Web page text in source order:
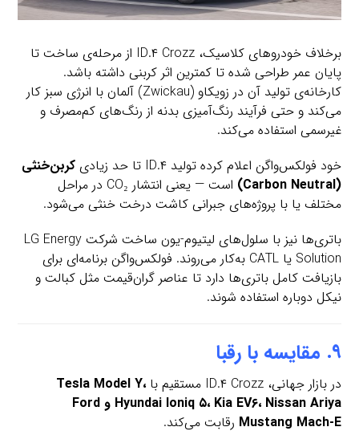
برخلاف خودروهای کلاسیک، ID.۴ Crozz از مرحله‌ی ساخت تا
پایان عمر طراحی شده تا کمترین اثر کربنی داشته باشد.
کارخانه‌ی تولید آن در زویکاو (Zwickau) آلمان با انرژی سبز کار
می‌کند و حتی فرآیند رنگ‌آمیزی بدنه از رنگ‌های کم‌مصرف و
غیرسمی استفاده می‌کند.
خود فولکس‌واگن اعلام کرده تولید ID.۴ تا حد زیادی
کربن‌خنثی
(Carbon Neutral)
است — یعنی انتشار CO₂ در مراحل
مختلف یا با پروژه‌های جبرانی کاشت درخت خنثی می‌شود.
باتری‌ها نیز با سلول‌های لیتیوم-یون ساخت شرکت LG Energy
Solution یا CATL به‌کار می‌روند. فولکس‌واگن برنامه‌ای برای
بازیافت کامل باتری‌ها دارد تا عناصر گران‌قیمت مثل کبالت و
نیکل دوباره استفاده شوند.
۹. مقایسه با رقبا
در بازار جهانی، ID.۴ Crozz مستقیم با
Tesla Model Y،
Hyundai Ioniq ۵، Kia EV۶، Nissan Ariya و Ford
Mustang Mach-E رقابت می‌کند.